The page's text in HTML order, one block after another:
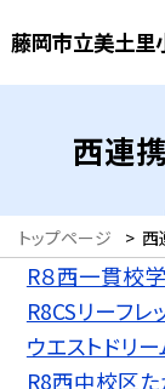
藤岡市立美土里
西連
トップページ > 西
R８西一貫校
R8CSリーフレ
ウエストドリー
R8西中校区た